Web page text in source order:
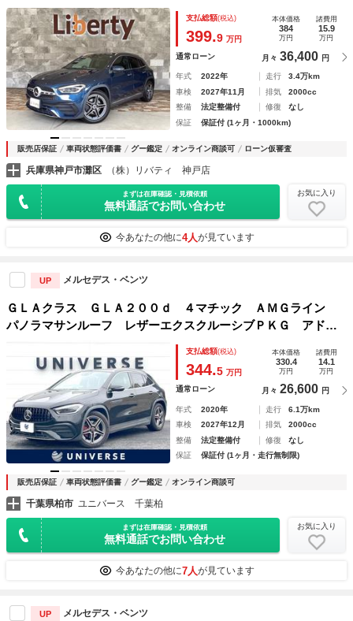
アランスソナー オートクルーズコントロール 衝突被害軽減
システム サンルーフ ナビ ＴＶ オートライト ＬＥＤヘ
ッドランプ ヘッドライトウォッシャー
支払総額(税込)
399.9 万円
本体価格
384
万円
諸費用
15.9
万円
通常ローン 月々 36,400 円
年式 2022年 走行
3.4万km
車検
2027年11月 排気
2000cc
整備
法定整備付 修復
なし
保証
保証付 (1ヶ月・1000km)
販売店保証 車両状態評価書 グー鑑定 オンライン商談可 ローン仮審査
兵庫県神戸市灘区 （株）リバティ 神戸店
まずは在庫確認・見積依頼
無料通話でお問い合わせ
お気に入り
今あなたの他に4人が見ています
UP メルセデス・ベンツ
ＧＬＡクラス ＧＬＡ２００ｄ ４マチック ＡＭＧライン
パノラマサンルーフ レザーエクスクルーシブＰＫＧ アドバ
ンスドＰＫＧ ナビゲーションＰＫＧ レーダーセーフティＰ
ＫＧ キーレスゴー シートヒーター パワーシート ハイビ
ームアシスト ＥＴＣ 禁煙
支払総額(税込)
344.5 万円
本体価格
330.4
万円
諸費用
14.1
万円
通常ローン 月々 26,600 円
年式 2020年 走行
6.1万km
車検
2027年12月 排気
2000cc
整備
法定整備付 修復
なし
保証
保証付 (1ヶ月・走行無制限)
販売店保証 車両状態評価書 グー鑑定 オンライン商談可
千葉県柏市 ユニバース 千葉柏
まずは在庫確認・見積依頼
無料通話でお問い合わせ
お気に入り
今あなたの他に7人が見ています
UP メルセデス・ベンツ